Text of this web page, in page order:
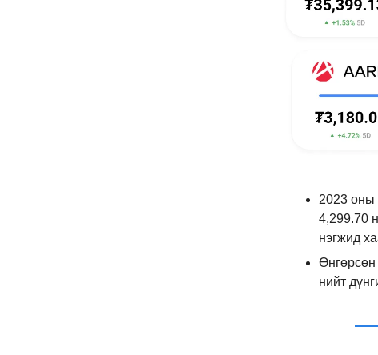
2023 оны
4,299.70
нэгжид
нийт